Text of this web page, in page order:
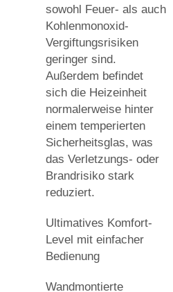
sowohl Feuer- als auch
Kohlenmonoxid-
Vergiftungsrisiken
geringer sind.
Außerdem befindet
sich die Heizeinheit
normalerweise hinter
einem temperierten
Sicherheitsglas, was
das Verletzungs- oder
Brandrisiko stark
reduziert.
Ultimatives Komfort-
Level mit einfacher
Bedienung
Wandmontierte